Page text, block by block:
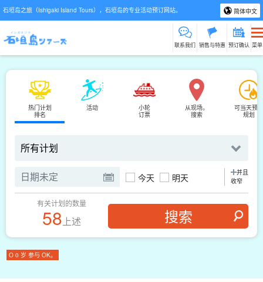
石垣岛之旅（Ishigaki Island Tours），石垣岛的专业活动预订网站。 简体中文
联系我们 销售与特惠 预订确认 菜单
热门计划
排名
活动
小轮
订票
从现场。
搜索
可当天预订
规划
今天 明天
并且
收窄
有关计划的数量
58 上述
O 0 岁 参与 OK。